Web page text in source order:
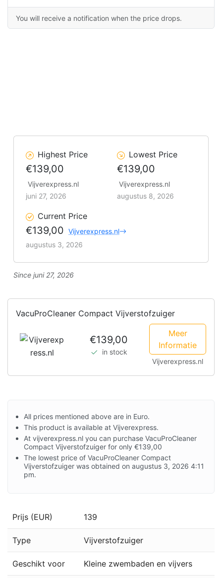
You will receive a notification when the price drops.
Highest Price
€139,00
Vijverexpress.nl
juni 27, 2026
Lowest Price
€139,00
Vijverexpress.nl
augustus 8, 2026
Current Price
€139,00 Vijverexpress.nl
augustus 3, 2026
Since juni 27, 2026
VacuProCleaner Compact Vijverstofzuiger
€139,00
in stock
Meer
Informatie
Vijverexpress.nl
All prices mentioned above are in Euro.
This product is available at Vijverexpress.
At vijverexpress.nl you can purchase VacuProCleaner
Compact Vijverstofzuiger for only €139,00
The lowest price of VacuProCleaner Compact
Vijverstofzuiger was obtained on augustus 3, 2026 4:11
pm.
Prijs (EUR) 139
Type Vijverstofzuiger
Geschikt voor Kleine zwembaden en vijvers